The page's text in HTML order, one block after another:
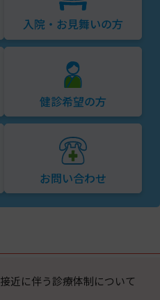
入院・お見舞いの方
健診希望の方
お問い合わせ
近に伴う診療体制について